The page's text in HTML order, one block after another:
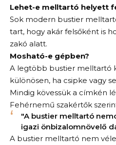
Lehet-e melltartó helyett
Sok modern bustier
tart, hogy akár felsőként is
zakó alatt.
Mosható-e gépben?
A legtöbb bustier melltartó
különösen, ha csipke vagy
Mindig kövessük a címkén
Fehérnemű szakértők
"A bustier melltartó
igazi önbizalomnövelő
A bustier melltartó nem